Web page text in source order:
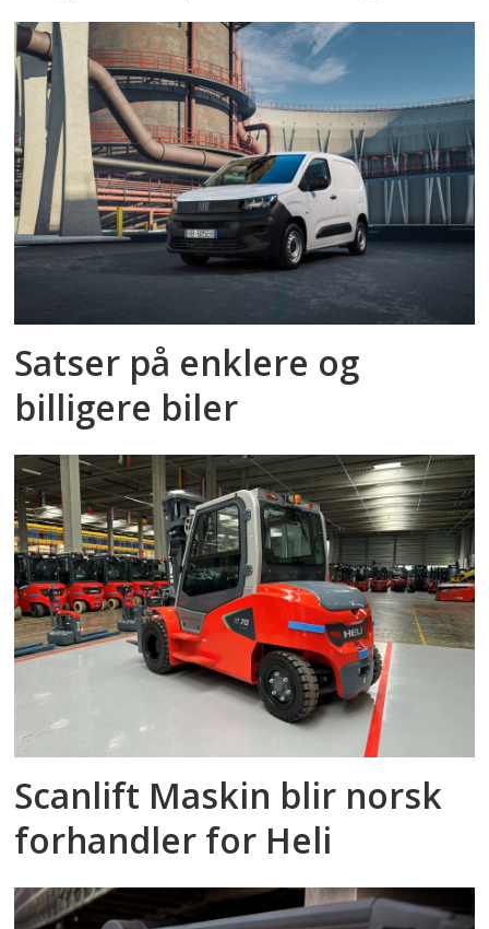
Satser på enklere og
billigere biler
Scanlift Maskin blir norsk
forhandler for Heli